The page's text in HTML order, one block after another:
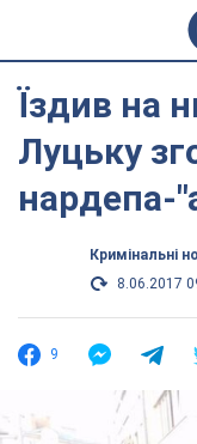
Їздив на
Луцьку
нардепа-
Кримінальні
8.06.2017
9